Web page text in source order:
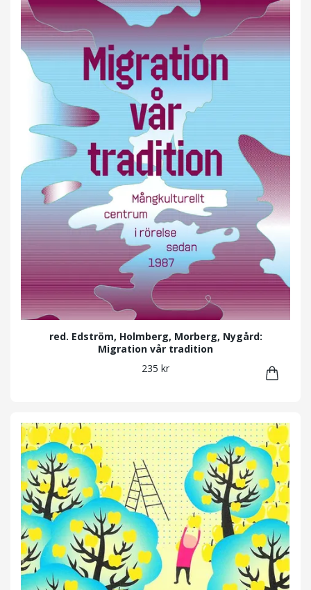
red. Edström, Holmberg, Morberg, Nygård:
Migration vår tradition
235 kr